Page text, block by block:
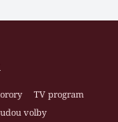
TV program
volby